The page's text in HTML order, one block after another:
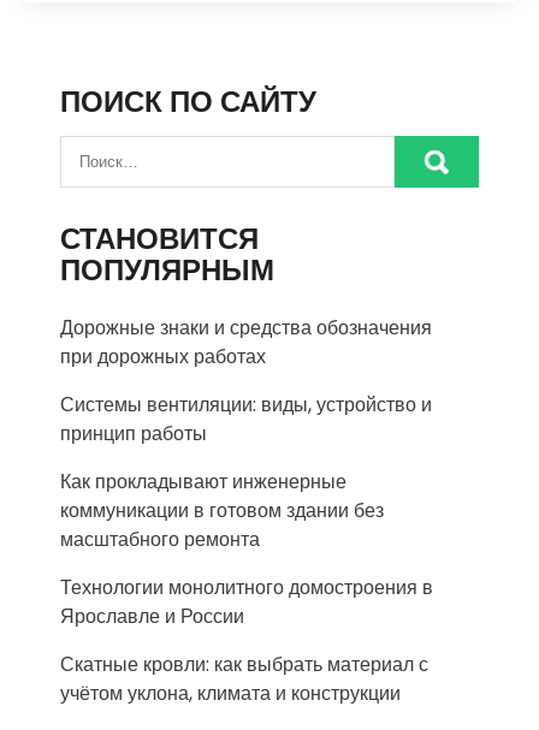
ПОИСК ПО САЙТУ
СТАНОВИТСЯ
ПОПУЛЯРНЫМ
Дорожные знаки и средства обозначения
при дорожных работах
Системы вентиляции: виды, устройство и
принцип работы
Как прокладывают инженерные
коммуникации в готовом здании без
масштабного ремонта
Технологии монолитного домостроения в
Ярославле и России
Скатные кровли: как выбрать материал с
учётом уклона, климата и конструкции